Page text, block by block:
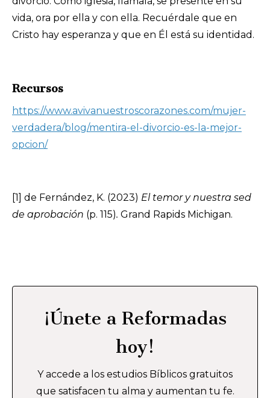
vida, ora por ella y con ella. Recuérdale que en
Cristo hay esperanza y que en Él está su identidad.
Recursos
https://www.avivanuestroscorazones.com/mujer-
verdadera/blog/mentira-el-divorcio-es-la-mejor-
opcion/
[1] de Fernández, K. (2023) El temor y nuestra sed
de aprobación (p. 115). Grand Rapids Michigan.
¡Únete a Reformadas
hoy!
Y accede a los estudios Bíblicos gratuitos
que satisfacen tu alma y aumentan tu fe.